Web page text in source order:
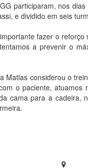
participaram, nos
e dividido em seis
fazer o
a prevenir o
Matias considerou o
o paciente,
cama para a cadeira,